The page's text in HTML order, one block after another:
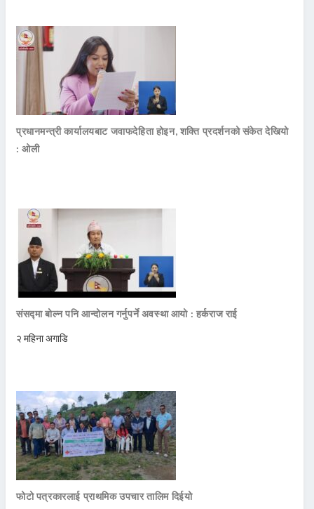
प्रधानमन्त्री कार्यालयबाट जवाफदेहिता होइन, शक्ति प्रदर्शनको संकेत देखियो
: ओली
संसद्मा बोल्न पनि आन्दोलन गर्नुपर्ने अवस्था आयो : हर्कराज राई
२ महिना अगाडि
फोटो पत्रकारलाई प्राथमिक उपचार तालिम दिईयो